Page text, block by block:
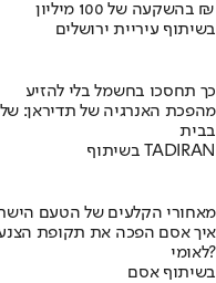
בהשקעה של 100 מיליון ₪
בשיתוף עיריית ירושלים
כך תחסכו בחשמל בלי להזיע
מהפכת האנרגיה של תדיראן:
בבית
בשיתוף TADIRAN
מאחורי הקלעים של הטעם
לאומי?
בשיתוף אסם